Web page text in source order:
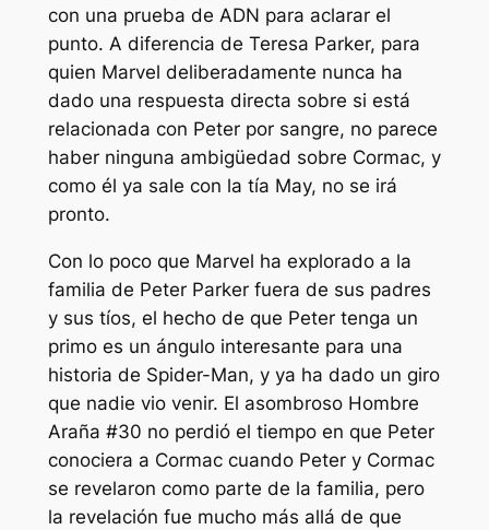
con una prueba de ADN para aclarar el
punto. A diferencia de Teresa Parker, para
quien Marvel deliberadamente nunca ha
dado una respuesta directa sobre si está
relacionada con Peter por sangre, no parece
haber ninguna ambigüedad sobre Cormac, y
como él ya sale con la tía May, no se irá
pronto.
Con lo poco que Marvel ha explorado a la
familia de Peter Parker fuera de sus padres
y sus tíos, el hecho de que Peter tenga un
primo es un ángulo interesante para una
historia de Spider-Man, y ya ha dado un giro
que nadie vio venir. El asombroso Hombre
Araña #30 no perdió el tiempo en que Peter
conociera a Cormac cuando Peter y Cormac
se revelaron como parte de la familia, pero
la revelación fue mucho más allá de que